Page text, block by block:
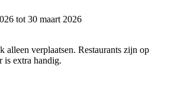
tot 30 maart 2026
alleen verplaatsen. Restaurants zijn op
is extra handig.